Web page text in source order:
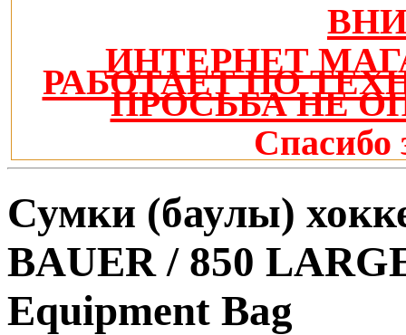
ИНТЕРНЕТ
РАБОТАЕТ ПО
ПРОСЬБА НЕ
Спасибо
Сумки (баулы)
BAUER / 850
Equipment Bag